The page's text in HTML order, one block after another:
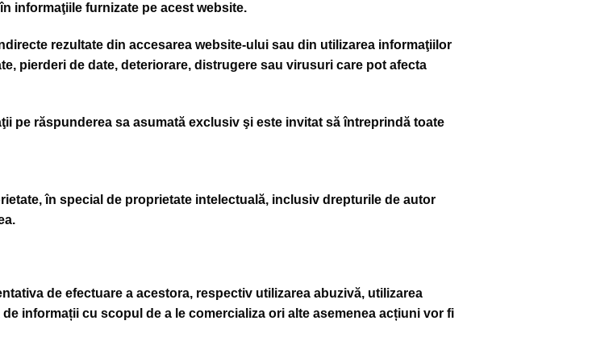
informaţiile furnizate pe acest website.
rezultate din accesarea website-ului sau din utilizarea informaţiilor
pierderi de date, deteriorare, distrugere sau virusuri care pot afecta
pe răspunderea sa asumată exclusiv şi este invitat să întreprindă toate
în special de proprietate intelectuală, inclusiv drepturile de autor
de efectuare a acestora, respectiv utilizarea abuzivă, utilizarea
informații cu scopul de a le comercializa ori alte asemenea acțiuni vor fi